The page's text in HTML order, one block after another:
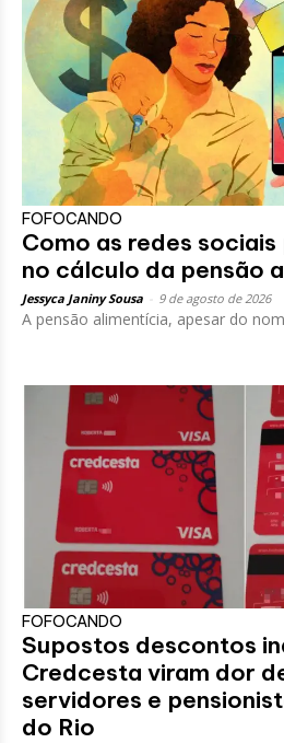
FOFOCANDO
Como as redes
no cálculo da pensão
Jessyca Janiny Sousa 9 de agosto de 2026
A pensão alimentícia, apesar do
FOFOCANDO
Supostos descontos
Credcesta viram dor
servidores e
do Rio